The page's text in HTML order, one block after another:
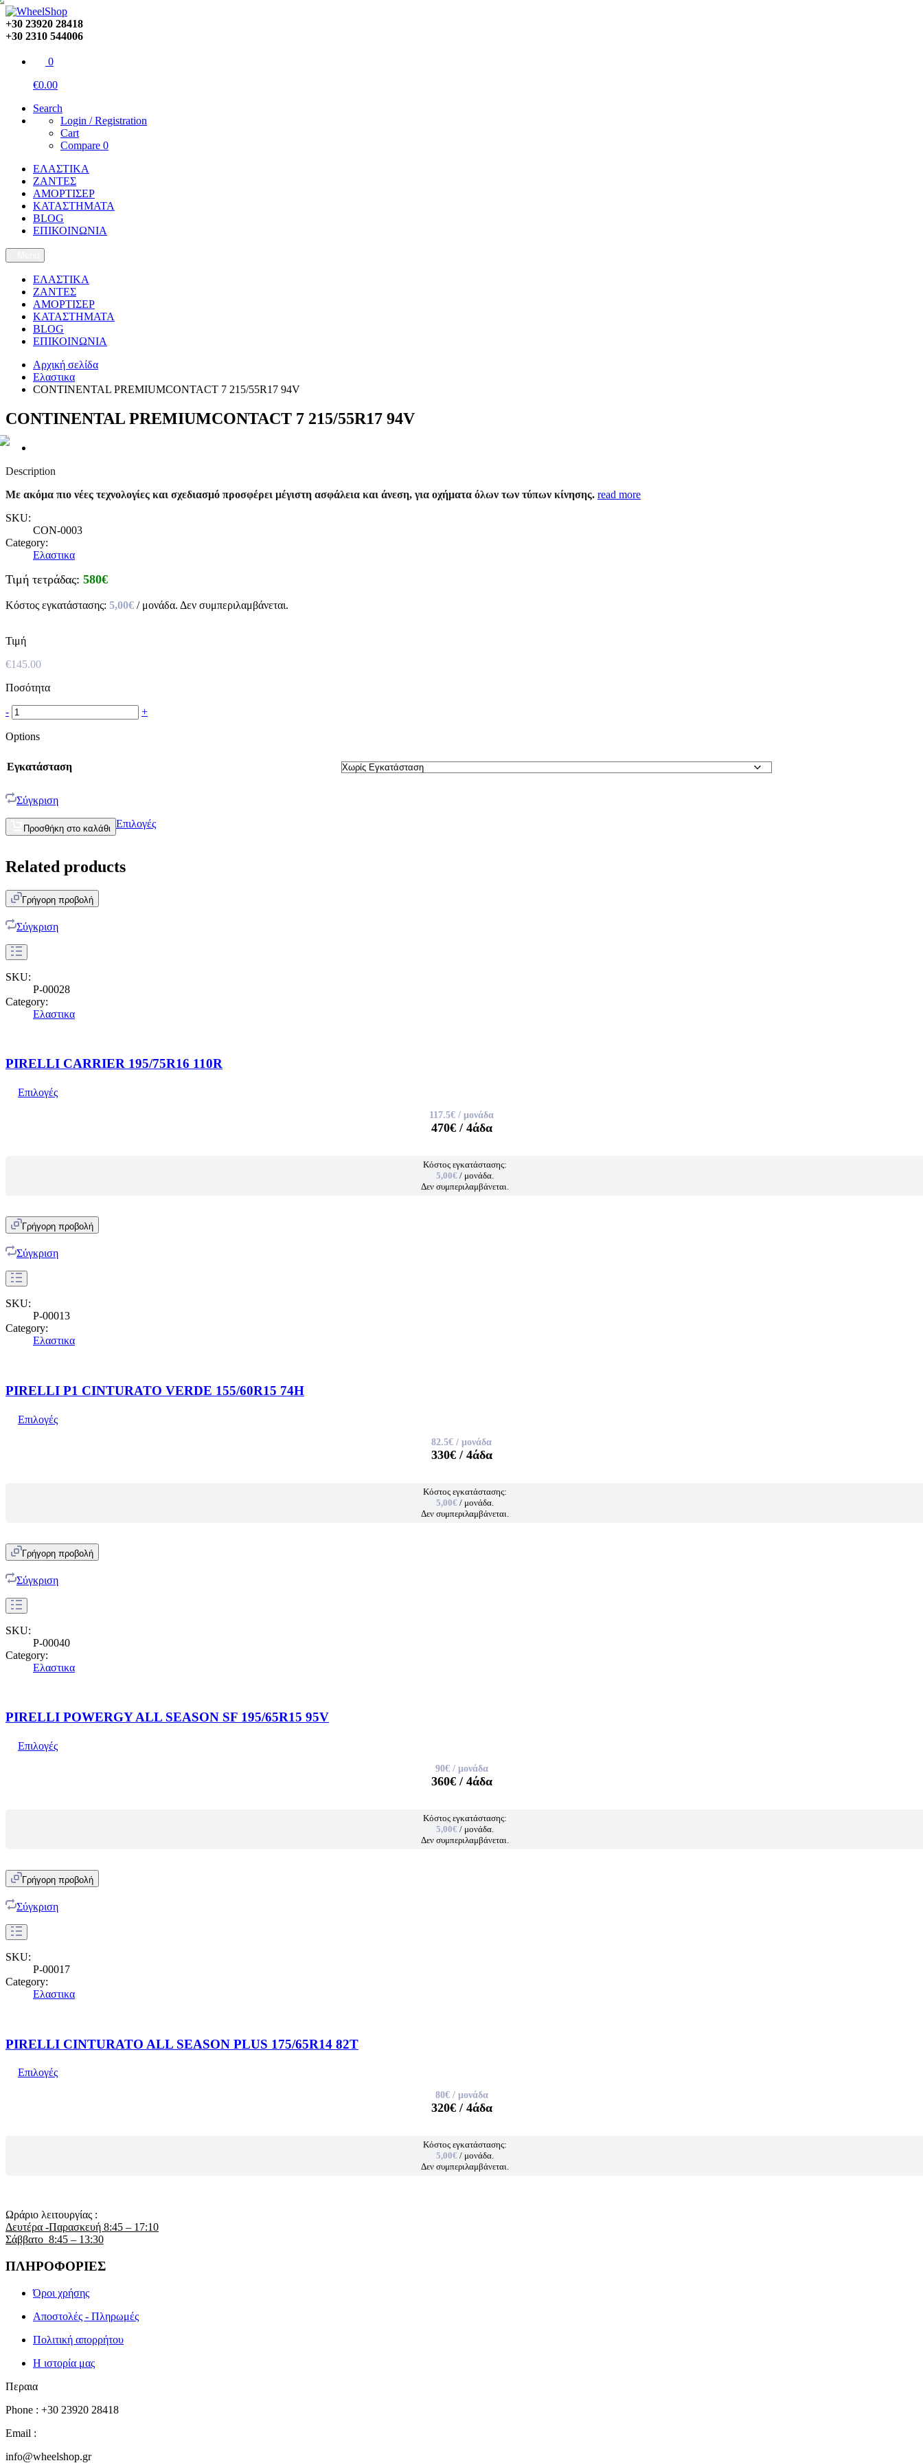
+30 23920 28418
+30 2310 544006
0
€0.00
Search
Login / Registration
Cart
Compare 0
ΕΛΑΣΤΙΚΑ
ΖΑΝΤΕΣ
ΑΜΟΡΤΙΣΕΡ
ΚΑΤΑΣΤΗΜΑΤΑ
BLOG
ΕΠΙΚΟΙΝΩΝΙΑ
ΕΛΑΣΤΙΚΑ
ΖΑΝΤΕΣ
ΑΜΟΡΤΙΣΕΡ
ΚΑΤΑΣΤΗΜΑΤΑ
BLOG
ΕΠΙΚΟΙΝΩΝΙΑ
Αρχική σελίδα
Ελαστικα
CONTINENTAL PREMIUMCONTACT 7 215/55R17 94V
CONTINENTAL PREMIUMCONTACT 7 215/55R17 94V
Description
Με ακόμα πιο νέες τεχνολογίες και σχεδιασμό προσφέρει μέγιστη ασφάλεια και άνεση, για οχήματα όλων των τύπων κίνησης. read more
SKU:
CON-0003
Category:
Ελαστικα
Τιμή τετράδας: 580€
Κόστος εγκατάστασης: 5,00€ / μονάδα. Δεν συμπεριλαμβάνεται.
Τιμή
€145.00
Ποσότητα
- +
Options
Εγκατάσταση
Σύγκριση
Προσθήκη στο καλάθι Επιλογές
Related products
Γρήγορη προβολή
Σύγκριση
SKU:
P-00028
Category:
Ελαστικα
PIRELLI CARRIER 195/75R16 110R
Επιλογές
117.5€ / μονάδα
470€/ 4άδα
Κόστος εγκατάστασης:
5,00€ / μονάδα.
Δεν συμπεριλαμβάνεται.
Γρήγορη προβολή
Σύγκριση
SKU:
P-00013
Category:
Ελαστικα
PIRELLI P1 CINTURATO VERDE 155/60R15 74H
Επιλογές
82.5€ / μονάδα
330€/ 4άδα
Κόστος εγκατάστασης:
5,00€ / μονάδα.
Δεν συμπεριλαμβάνεται.
Γρήγορη προβολή
Σύγκριση
SKU:
P-00040
Category:
Ελαστικα
PIRELLI POWERGY ALL SEASON SF 195/65R15 95V
Επιλογές
90€/ μονάδα
360€/ 4άδα
Κόστος εγκατάστασης:
5,00€ / μονάδα.
Δεν συμπεριλαμβάνεται.
Γρήγορη προβολή
Σύγκριση
SKU:
P-00017
Category:
Ελαστικα
PIRELLI CINTURATO ALL SEASON PLUS 175/65R14 82T
Επιλογές
80€/ μονάδα
320€/ 4άδα
Κόστος εγκατάστασης:
5,00€ / μονάδα.
Δεν συμπεριλαμβάνεται.
Ωράριο λειτουργίας :
Δευτέρα -Παρασκευή 8:45 – 17:10
Σάββατο 8:45 – 13:30
ΠΛΗΡΟΦΟΡΙΕΣ
Όροι χρήσης
Αποστολές - Πληρωμές
Πολιτική απορρήτου
Η ιστορία μας
Περαια
Phone : +30 23920 28418
Email :
info@wheelshop.gr